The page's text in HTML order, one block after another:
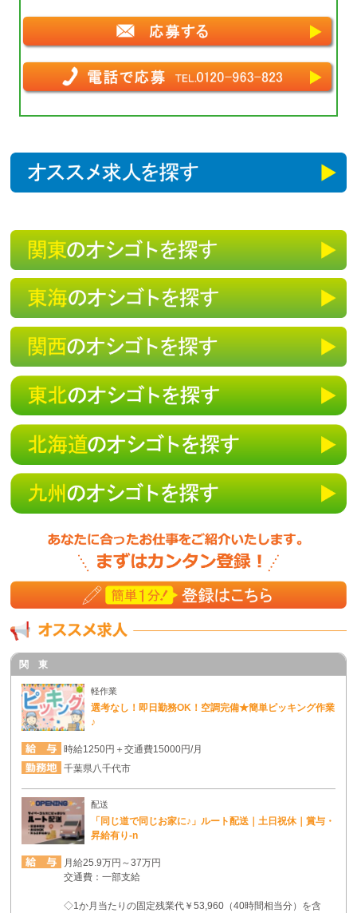
関 東
軽作業
選考なし！即日勤務OK！空調完備★簡単ピッキング作業
♪
時給1250円＋交通費15000円/月
千葉県八千代市
配送
「同じ道で同じお家に♪」ルート配送｜土日祝休｜賞与・
昇給有り-n
月給25.9万円～37万円
交通費：一部支給
◇1か月当たりの固定残業代￥53,960（40時間相当分）を含